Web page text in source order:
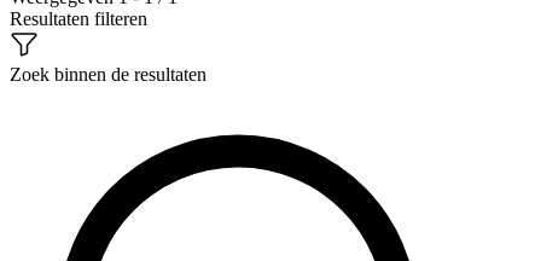
Resultaten filteren
Zoek binnen de resultaten